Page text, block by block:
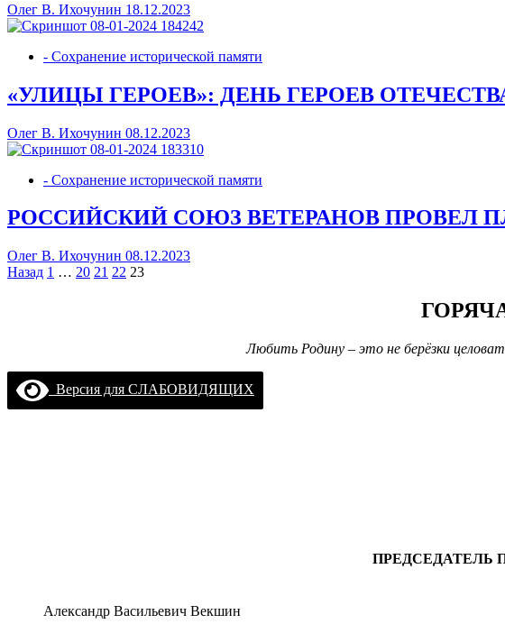
Олег В. Ихочунин 18.12.2023
- Сохранение исторической памяти
«УЛИЦЫ ГЕРОЕВ»: ДЕНЬ ГЕРОЕВ
Олег В. Ихочунин 08.12.2023
- Сохранение исторической памяти
РОССИЙСКИЙ СОЮЗ ВЕТЕРАНОВ ПРОВЕЛ
Олег В. Ихочунин 08.12.2023
Пагинация
Назад 1 … 20 21 22 23
Любить Родину – это не берёзки
Версия для СЛАБОВИДЯЩИХ
ПРЕДСЕДАТЕЛЬ
Александр Васильевич Векшин